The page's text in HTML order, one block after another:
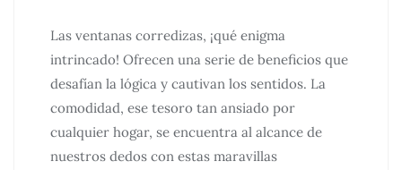
Las ventanas corredizas, ¡qué enigma
intrincado! Ofrecen una serie de beneficios que
desafían la lógica y cautivan los sentidos. La
comodidad, ese tesoro tan ansiado por
cualquier hogar, se encuentra al alcance de
nuestros dedos con estas maravillas